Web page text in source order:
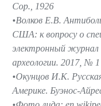
Сор., 1926
Волков Е.В.
США: к вопросу о
электронный журнал
археологии. 2017, № 1
Окунцов И.К.
Америке. Буэнос-